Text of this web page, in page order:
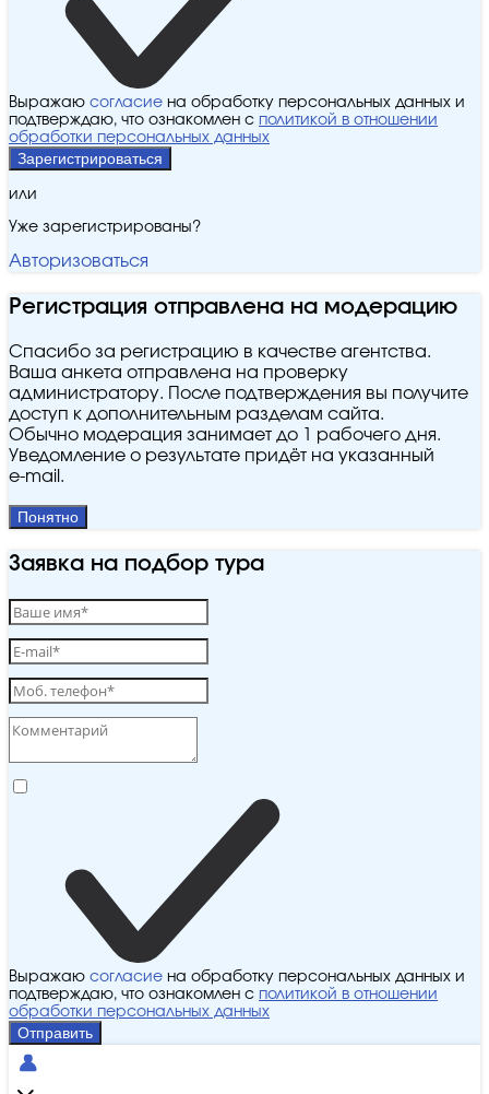
Выражаю согласие на обработку персональных данных и
подтверждаю, что ознакомлен с политикой в отношении
обработки персональных данных
Зарегистрироваться
или
Уже зарегистрированы?
Авторизоваться
Регистрация отправлена на модерацию
Спасибо за регистрацию в качестве агентства.
Ваша анкета отправлена на проверку
администратору. После подтверждения вы получите
доступ к дополнительным разделам сайта.
Обычно модерация занимает до 1 рабочего дня.
Уведомление о результате придёт на указанный
e‑mail.
Понятно
Заявка на подбор тура
Выражаю согласие на обработку персональных данных и
подтверждаю, что ознакомлен с политикой в отношении
обработки персональных данных
Отправить